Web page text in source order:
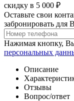
скидку в 5 000 ₽
Оставьте свои
забронировать для
Нажимая кнопку, Вы
персональных
Описание
Отзывы
Вопрос/ответ